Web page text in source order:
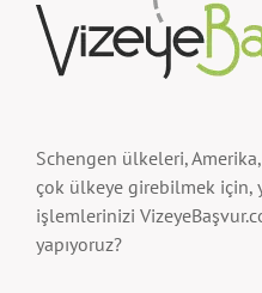
Schengen ülkeleri,
çok ülkeye girebilmek için,
işlemlerinizi
yapıyoruz?